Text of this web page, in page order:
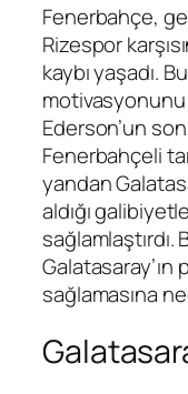
Fenerbahçe,
Rizespor
kaybı yaşadı.
Ederson’un
Fenerbahçeli
yandan
aldığı
sağlamasına